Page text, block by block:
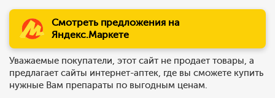
Смотреть предложения на
Яндекс.Маркете
Уважаемые покупатели, этот сайт не продает товары, а
предлагает сайты интернет-аптек, где вы сможете купить
нужные Вам препараты по выгодным ценам.